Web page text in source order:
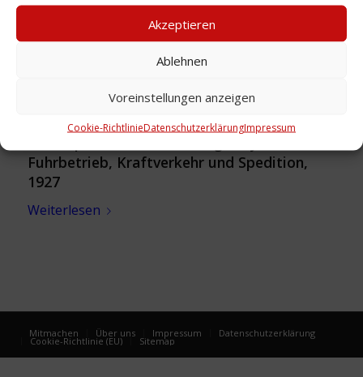
Akzeptieren
Ablehnen
Voreinstellungen anzeigen
Cookie-RichtlinieDatenschutzerklärungImpressum
Fuhrbetrieb, Kraftverkehr und Spedition,
1927
Weiterlesen
Mitmachen Über uns Impressum Datenschutzerklärung
Cookie-Richtlinie (EU) Sitemap